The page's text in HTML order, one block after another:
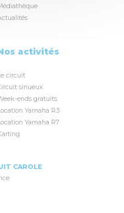
activités
circuit
sinueux
ends gratuits
Yamaha R3
Yamaha R7
CAROLE